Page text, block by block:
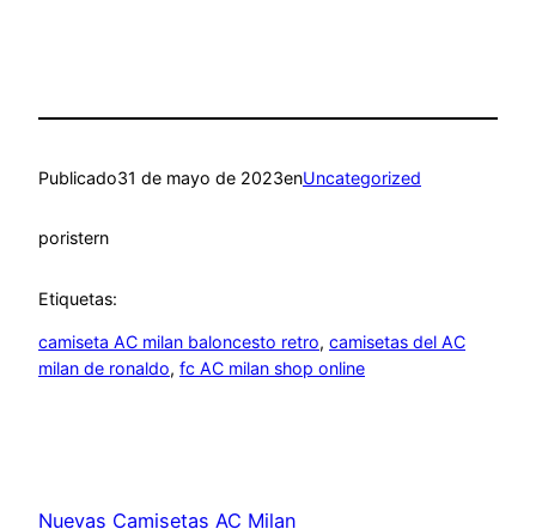
Publicado31 de mayo de 2023enUncategorized
poristern
Etiquetas:
camiseta AC milan baloncesto retro, camisetas del AC
milan de ronaldo, fc AC milan shop online
Nuevas Camisetas AC Milan